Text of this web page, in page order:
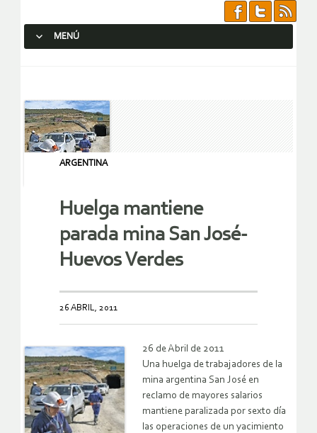
MENÚ
ARGENTINA
Huelga mantiene
parada mina San José-
Huevos Verdes
26 ABRIL, 2011
26 de Abril de 2011
Una huelga de trabajadores de la
mina argentina San José en
reclamo de mayores salarios
mantiene paralizada por sexto día
las operaciones de un yacimiento